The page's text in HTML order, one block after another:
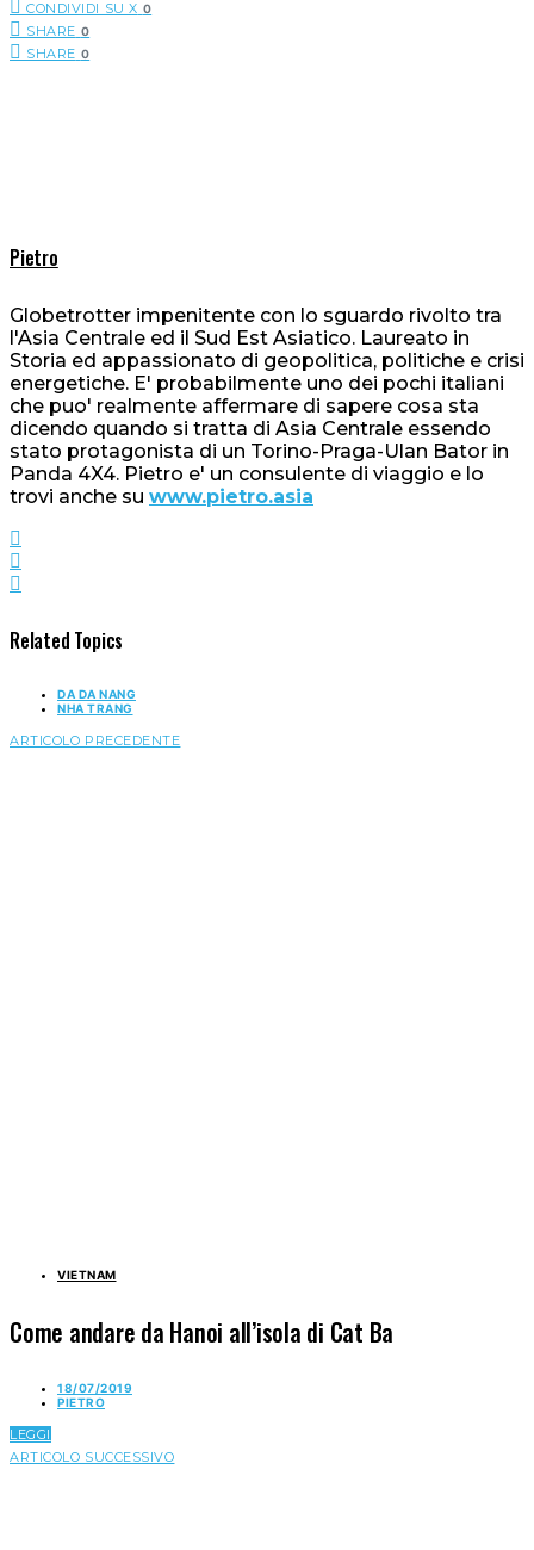
CONDIVIDI SU X 0
SHARE 0
SHARE 0
Pietro
Globetrotter impenitente con lo sguardo rivolto tra
l'Asia Centrale ed il Sud Est Asiatico. Laureato in
Storia ed appassionato di geopolitica, politiche e crisi
energetiche. E' probabilmente uno dei pochi italiani
che puo' realmente affermare di sapere cosa sta
dicendo quando si tratta di Asia Centrale essendo
stato protagonista di un Torino-Praga-Ulan Bator in
Panda 4X4. Pietro e' un consulente di viaggio e lo
trovi anche su www.pietro.asia
Related Topics
DA DA NANG
NHA TRANG
ARTICOLO PRECEDENTE
VIETNAM
Come andare da Hanoi all’isola di Cat Ba
18/07/2019
PIETRO
LEGGI
ARTICOLO SUCCESSIVO